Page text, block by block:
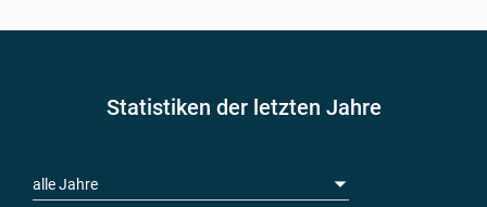
Statistiken der letzten Jahre
alle Jahre